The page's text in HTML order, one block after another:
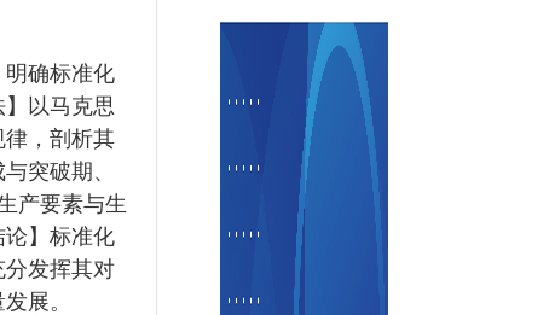
明确标准化
以马克思
，剖析其
突破期、
产要素与生
】标准化
发挥其对
展。